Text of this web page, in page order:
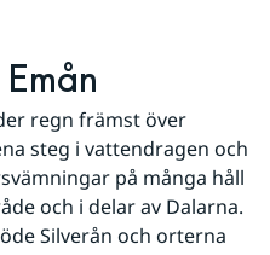
regn främst över
steg i vattendragen och
på många håll
och i delar av Dalarna.
Silverån och orterna